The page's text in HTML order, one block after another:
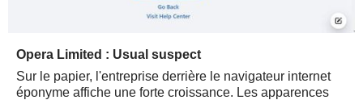
Opera Limited : Usual suspect
Sur le papier, l'entreprise derrière le navigateur internet
éponyme affiche une forte croissance. Les apparences